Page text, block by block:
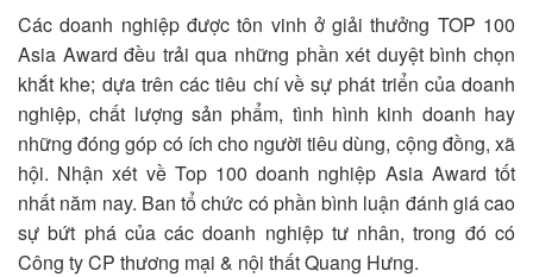
Các doanh nghiệp được tôn vinh ở giải thưởng TOP 100
Asia Award đều trải qua những phần xét duyệt bình chọn
khắt khe; dựa trên các tiêu chí về sự phát triển của doanh
nghiệp, chất lượng sản phẩm, tình hình kinh doanh hay
những đóng góp có ích cho người tiêu dùng, cộng đồng, xã
hội. Nhận xét về Top 100 doanh nghiệp Asia Award tốt
nhất năm nay. Ban tổ chức có phần bình luận đánh giá cao
sự bứt phá của các doanh nghiệp tư nhân, trong đó có
Công ty CP thương mại & nội thất Quang Hưng.